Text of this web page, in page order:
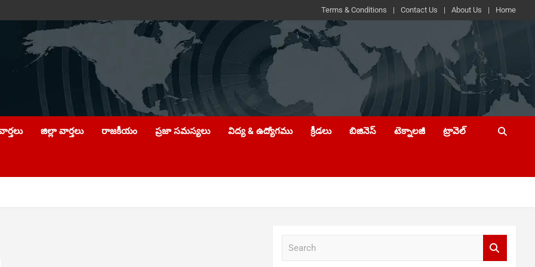
Terms & Conditions Contact Us About Us Home
జిల్లా వార్తలు రాజకీయం ప్రజా సమస్యలు విద్య & ఉద్యోగము క్రీడలు బిజినెస్ టెక్నాలజీ ట్రావెల్